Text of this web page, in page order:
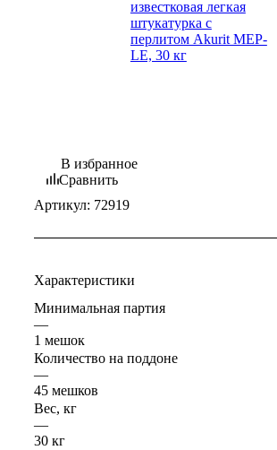
В избранное
Сравнить
Артикул: 72919
Характеристики
Минимальная партия
—
1 мешок
Количество на поддоне
—
45 мешков
Вес, кг
—
30 кг